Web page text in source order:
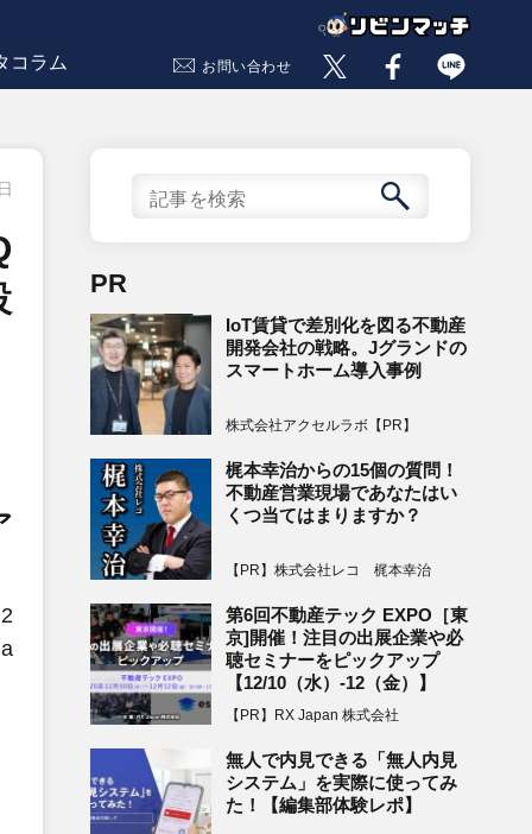
コラム お問い合わせ
PR
IoT賃貸で差別化を図る不動産
開発会社の戦略。Jグランドの
スマートホーム導入事例
株式会社アクセルラボ【PR】
梶本幸治からの15個の質問！
不動産営業現場であなたはい
くつ当てはまりますか？
【PR】株式会社レコ 梶本幸治
第6回不動産テック EXPO［東
京]開催！注目の出展企業や必
聴セミナーをピックアップ
【12/10（水）-12（金）】
【PR】RX Japan 株式会社
無人で内見できる「無人内見
システム」を実際に使ってみ
た！【編集部体験レポ】